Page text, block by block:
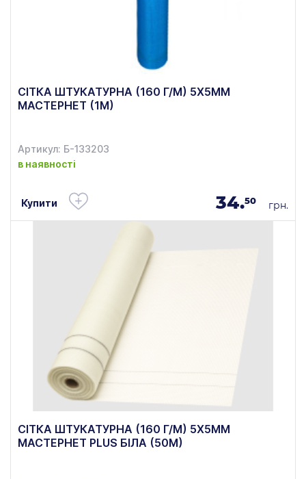
СІТКА ШТУКАТУРНА (160 Г/М) 5Х5ММ
МАСТЕРНЕТ (1М)
Артикул: Б-133203
в наявності
Купити 34.50 грн.
СІТКА ШТУКАТУРНА (160 Г/М) 5Х5ММ
МАСТЕРНЕТ PLUS БІЛА (50М)